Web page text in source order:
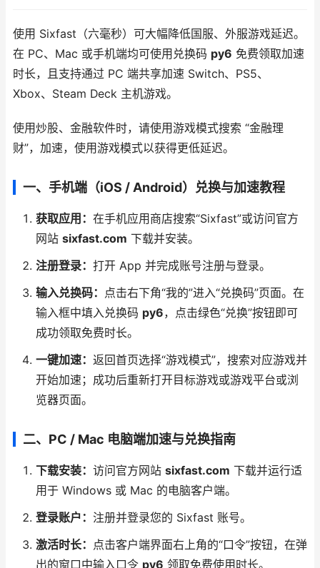
使用 Sixfast（六毫秒）可大幅降低国服、外服游戏延迟。
在 PC、Mac 或手机端均可使用兑换码 py6 免费领取加速
时长，且支持通过 PC 端共享加速 Switch、PS5、
Xbox、Steam Deck 主机游戏。
使用炒股、金融软件时，请使用游戏模式搜索 “金融理
财”，加速，使用游戏模式以获得更低延迟。
一、手机端（iOS / Android）兑换与加速教程
获取应用： 在手机应用商店搜索“Sixfast”或访问官方
网站 sixfast.com 下载并安装。
注册登录： 打开 App 并完成账号注册与登录。
输入兑换码：
点击右下角“我的”进入“兑换码”页面。在
输入框中填入兑换码 py6，点击绿色“兑换”按钮即可
成功领取免费时长。
一键加速： 返回首页选择“游戏模式”，搜索对应游戏并
开始加速；成功后重新打开目标游戏或游戏平台或浏
览器页面。
二、PC / Mac 电脑端加速与兑换指南
下载安装： 访问官方网站 sixfast.com 下载并运行适
用于 Windows 或 Mac 的电脑客户端。
登录账户： 注册并登录您的 Sixfast 账号。
激活时长：
点击客户端界面右上角的“口令”按钮，在弹
出的窗口中输入口令 py6 领取免费使用时长。